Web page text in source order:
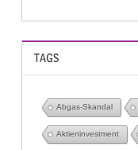
TAGS
Abgas-Skandal
Aktieninvestment